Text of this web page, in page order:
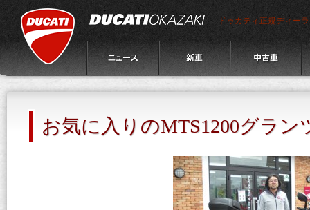
ドゥカティ正規ディー
お気に入りのMTS1200グラン